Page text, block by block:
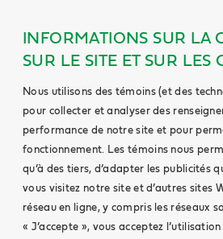
INFORMATIONS SUR LA
SUR LE SITE ET SUR LES
Nous utilisons des témoins (et des
pour collecter et analyser des
performance de notre site et pour
fonctionnement. Les témoins nous
qu’à des tiers, d’adapter les publicités
vous visitez notre site et d’autres sites
réseau en ligne, y compris les réseaux
« J’accepte », vous acceptez